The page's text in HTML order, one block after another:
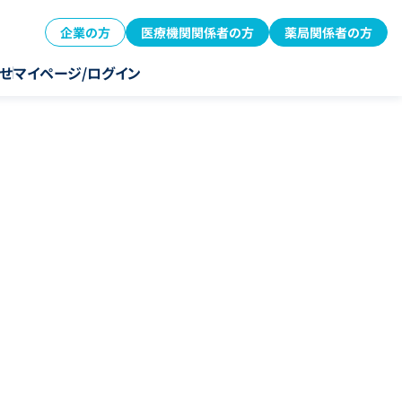
企業の方 医療機関関係者の方 薬局関係者の方
マイページ/ログイン